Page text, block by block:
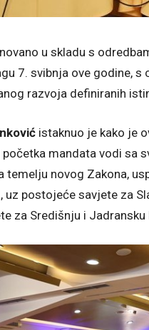
u skladu s
7. svibnja ove godine,
razvoja definiranih
istaknuo je kako je
mandata vodi sa
temelju novog Zakona,
uz postojeće savjete za
za Središnju i Jadransku